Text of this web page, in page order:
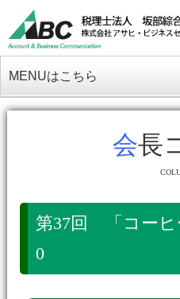
MENUはこちら
会
第37回 「コーヒ
0